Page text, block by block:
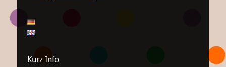
Kurz Info